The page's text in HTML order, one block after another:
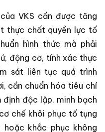
VKS cần được tăng
thực chất quyền lực tố
hình thức mà phải
động cơ, tính xác thực
sát liên tục quá trình
cần chuẩn hóa tiêu chí
độc lập, minh bạch
chế khôi phục tố tụng
khắc phục không